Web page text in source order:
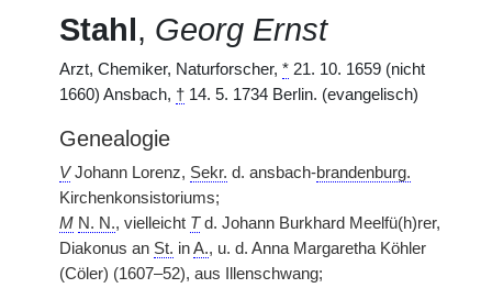
Stahl, Georg Ernst
Arzt, Chemiker, Naturforscher, * 21. 10. 1659 (nicht
1660) Ansbach, † 14. 5. 1734 Berlin. (evangelisch)
Genealogie
VJohann Lorenz, Sekr. d. ansbach-brandenburg.
Kirchenkonsistoriums;
M N. N., vielleicht Td. Johann Burkhard Meelfü(h)rer,
Diakonus an St. inA., u. d. Anna Margaretha Köhler
(Cöler) (1607–52), aus Illenschwang;